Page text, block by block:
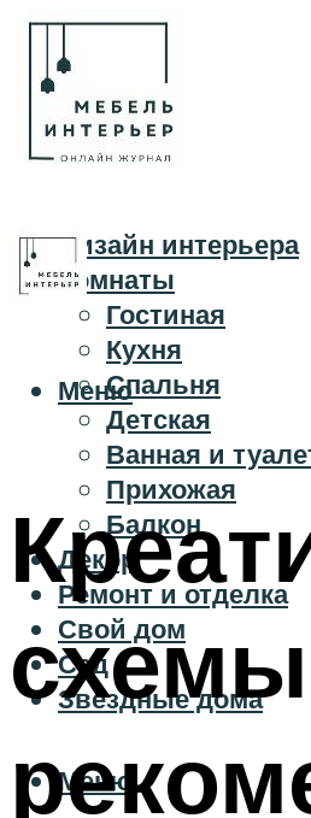
Дизайн интерьера
Комнаты
Гостиная
Кухня
Спальня
Детская
Ванная и
Прихожая
Балкон
Декор
Ремонт и отделка
Свой дом
Сад
Звездные дома
Меню
Меню